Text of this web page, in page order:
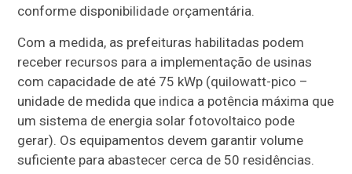
conforme disponibilidade orçamentária.
Com a medida, as prefeituras habilitadas podem
receber recursos para a implementação de usinas
com capacidade de até 75 kWp (quilowatt-pico –
unidade de medida que indica a potência máxima que
um sistema de energia solar fotovoltaico pode
gerar). Os equipamentos devem garantir volume
suficiente para abastecer cerca de 50 residências.